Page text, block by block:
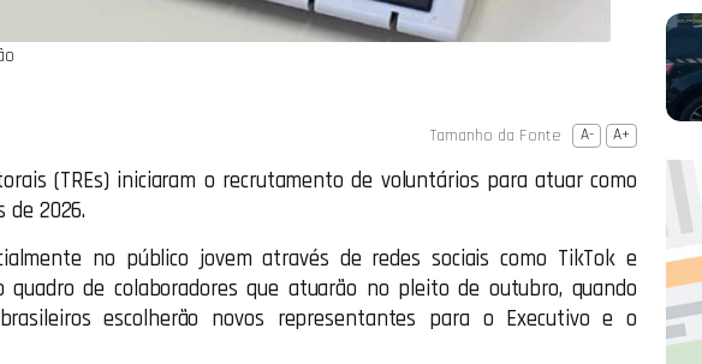
Tamanho da Fonte A- A+
(TREs) iniciaram o recrutamento de voluntários para atuar como
de 2026.
no público jovem através de redes sociais como TikTok e
quadro de colaboradores que atuarão no pleito de outubro, quando
escolherão novos representantes para o Executivo e o